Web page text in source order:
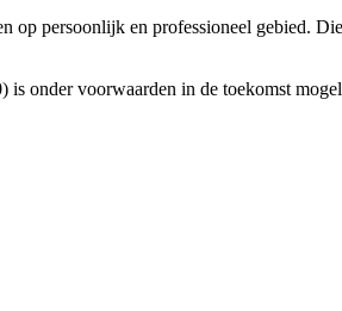
op persoonlijk en professioneel gebied.
onder voorwaarden in de toekomst